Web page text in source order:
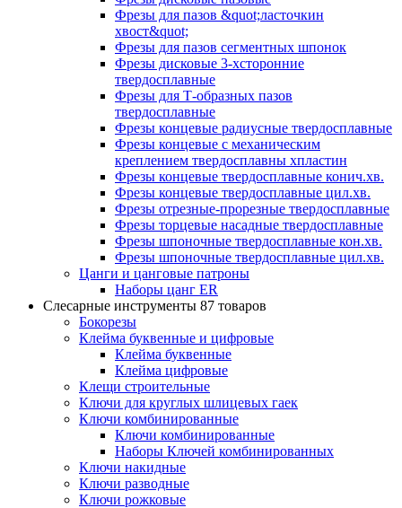
Фрезы для пазов &quot;ласточкин
хвост&quot;
Фрезы для пазов сегментных шпонок
Фрезы дисковые 3-хсторонние
твердосплавные
Фрезы для Т-образных пазов
твердосплавные
Фрезы концевые радиусные твердосплавные
Фрезы концевые с механическим
креплением твердосплавны хпластин
Фрезы концевые твердосплавные конич.хв.
Фрезы концевые твердосплавные цил.хв.
Фрезы отрезные-прорезные твердосплавные
Фрезы торцевые насадные твердосплавные
Фрезы шпоночные твердосплавные кон.хв.
Фрезы шпоночные твердосплавные цил.хв.
Цанги и цанговые патроны
Наборы цанг ER
Слесарные инструменты 87 товаров
Бокорезы
Клейма буквенные и цифровые
Клейма буквенные
Клейма цифровые
Клещи строительные
Ключи для круглых шлицевых гаек
Ключи комбинированные
Ключи комбинированные
Наборы Ключей комбинированных
Ключи накидные
Ключи разводные
Ключи рожковые